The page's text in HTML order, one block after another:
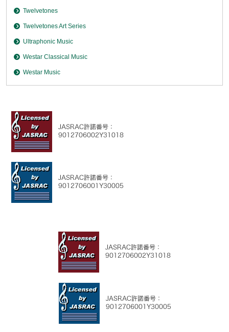
Twelvetones
Twelvetones Art Series
Ultraphonic Music
Westar Classical Music
Westar Music